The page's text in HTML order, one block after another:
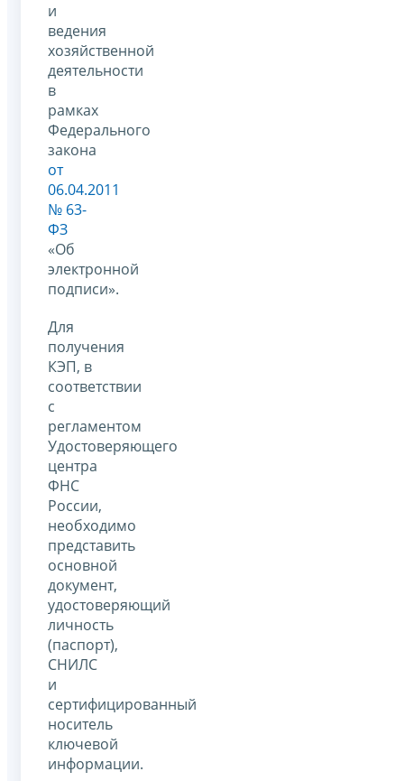
и
ведения
хозяйственной
деятельности
в
рамках
Федерального
закона
от
06.04.2011
№ 63-
ФЗ
«Об
электронной
подписи».
Для
получения
КЭП, в
соответствии
с
регламентом
Удостоверяющего
центра
ФНС
России,
необходимо
представить
основной
документ,
удостоверяющий
личность
(паспорт),
СНИЛС
и
сертифицированный
носитель
ключевой
информации.